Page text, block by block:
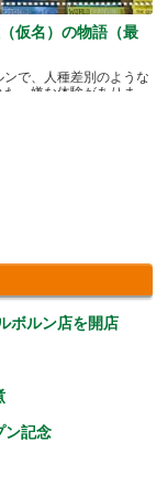
仮名）の物語（最
で、人種差別のような
た、嫌な体験がありま
ボルン店を開店
ン記念